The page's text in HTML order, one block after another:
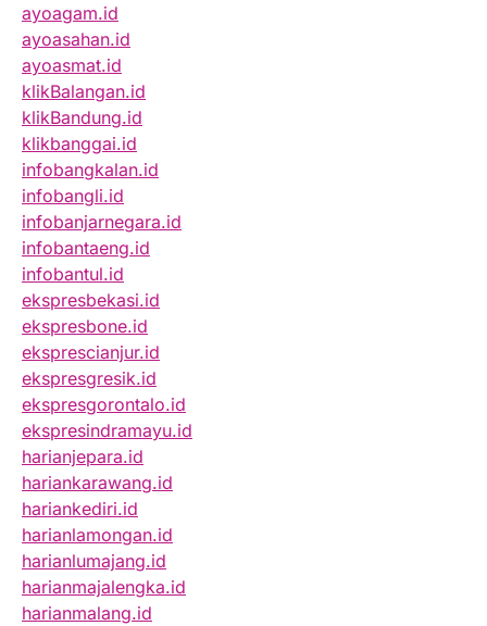
ayoagam.id
ayoasahan.id
ayoasmat.id
klikBalangan.id
klikBandung.id
klikbanggai.id
infobangkalan.id
infobangli.id
infobanjarnegara.id
infobantaeng.id
infobantul.id
ekspresbekasi.id
ekspresbone.id
eksprescianjur.id
ekspresgresik.id
ekspresgorontalo.id
ekspresindramayu.id
harianjepara.id
hariankarawang.id
hariankediri.id
harianlamongan.id
harianlumajang.id
harianmajalengka.id
harianmalang.id